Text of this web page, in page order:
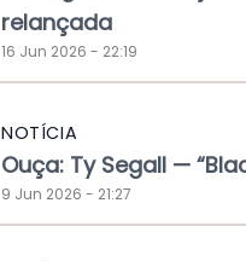
relançada
16 Jun 2026 - 22:19
NOTÍCIA
Ouça: Ty Segall —
9 Jun 2026 - 21:27